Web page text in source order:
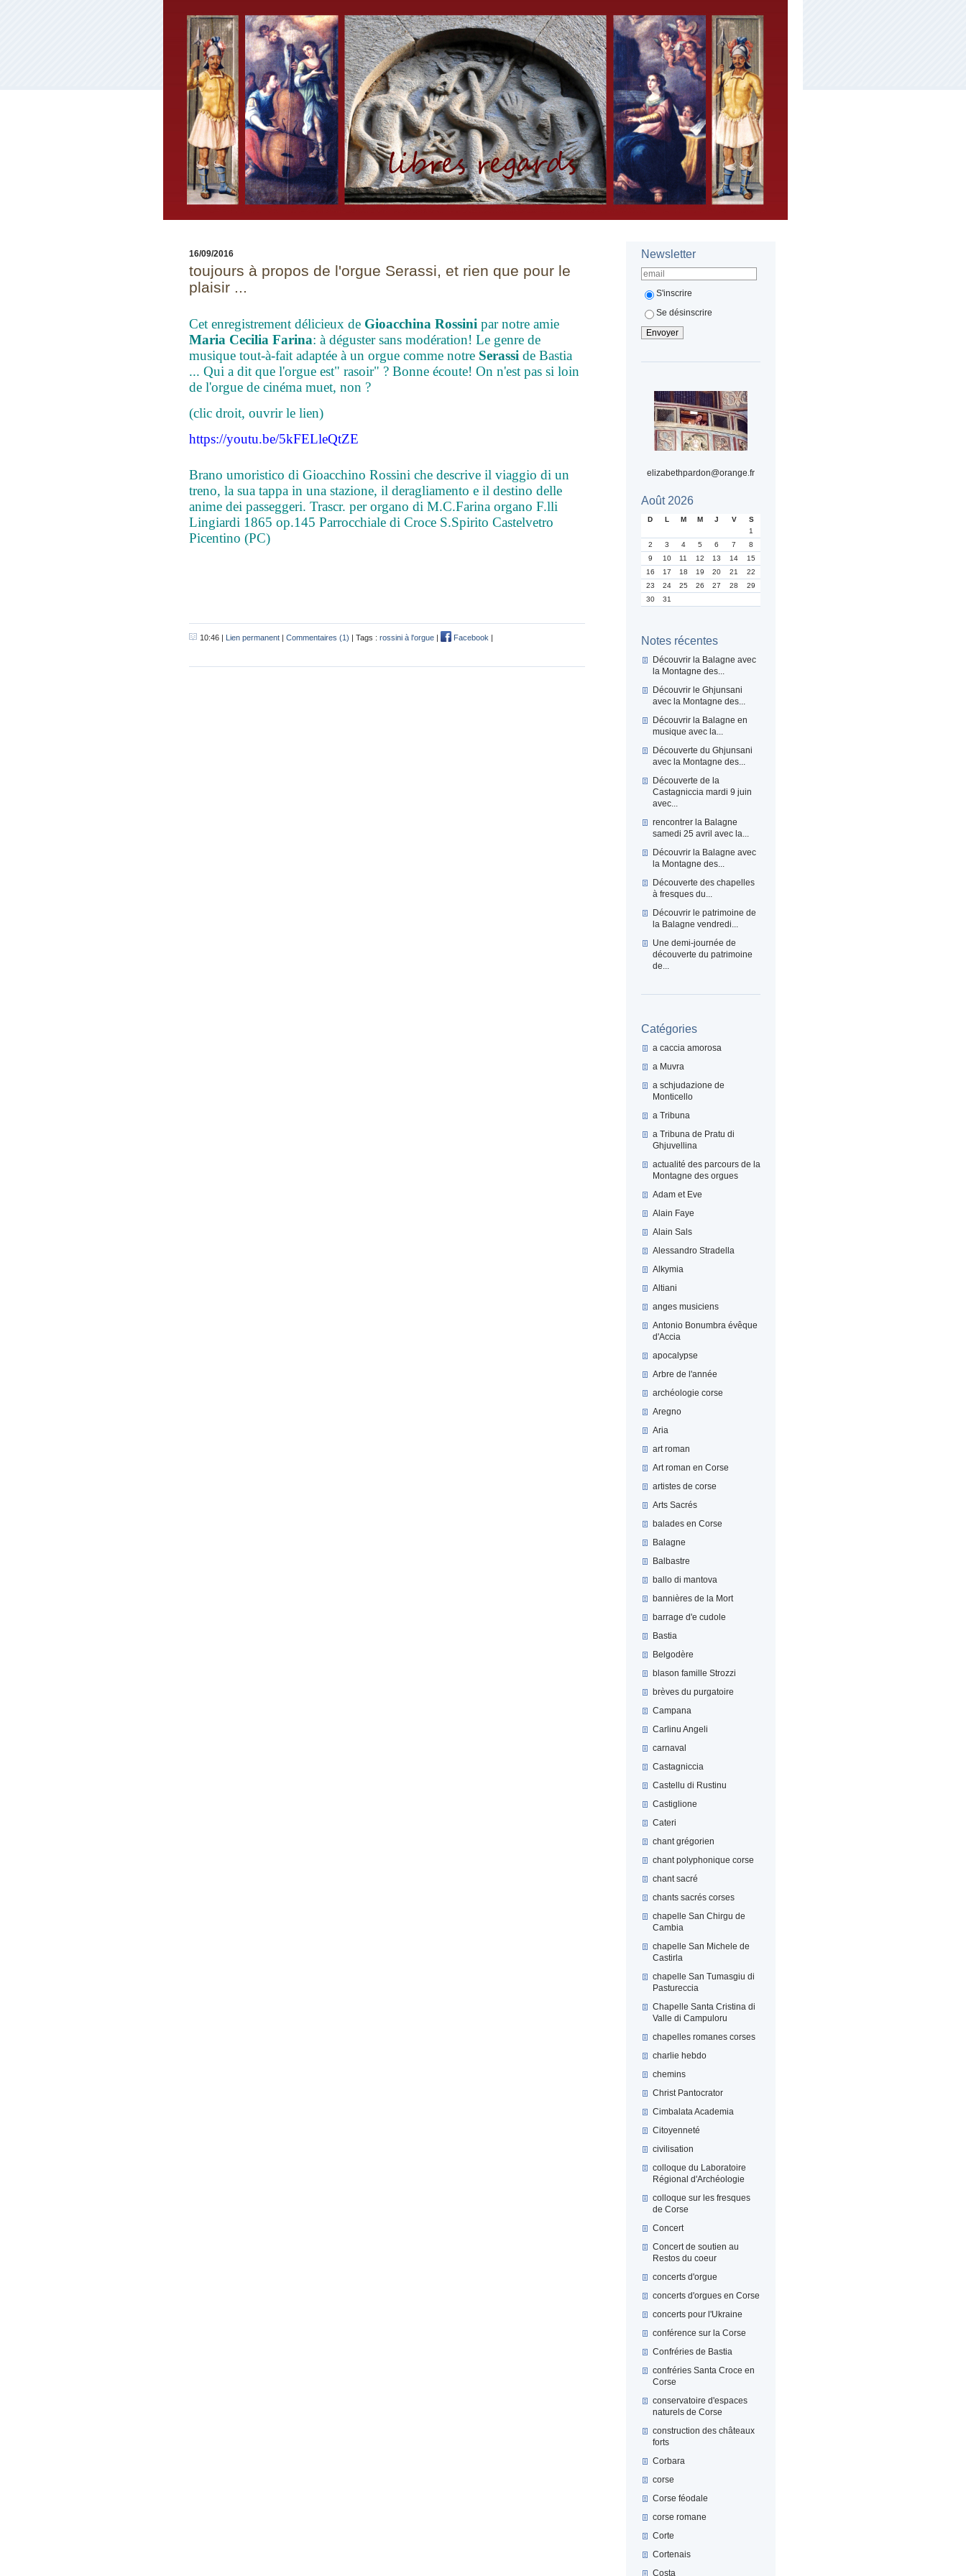
Newsletter
S'inscrire
Se désinscrire
elizabethpardon@orange.fr
Août 2026
D L M M J V
S
1
2
3 4 5 6 7
8
9
10 11 12 13 14
15
16
17 18 19 20 21
22
23
24 25 26 27 28
29
30
31
Notes récentes
Découvrir la Balagne avec
la Montagne des...
Découvrir le Ghjunsani
avec la Montagne des...
Découvrir la Balagne en
musique avec la...
Découverte du Ghjunsani
avec la Montagne des...
Découverte de la
Castagniccia mardi 9 juin
avec...
rencontrer la Balagne
samedi 25 avril avec la...
Découvrir la Balagne avec
la Montagne des...
Découverte des chapelles
à fresques du...
Découvrir le patrimoine de
la Balagne vendredi...
Une demi-journée de
découverte du patrimoine
de...
Catégories
a caccia amorosa
a Muvra
a schjudazione de
Monticello
a Tribuna
a Tribuna de Pratu di
Ghjuvellina
actualité des parcours de la
Montagne des orgues
Adam et Eve
Alain Faye
Alain Sals
Alessandro Stradella
Alkymia
Altiani
anges musiciens
Antonio Bonumbra évêque
d'Accia
apocalypse
Arbre de l'année
archéologie corse
Aregno
Aria
art roman
Art roman en Corse
artistes de corse
Arts Sacrés
balades en Corse
Balagne
Balbastre
ballo di mantova
bannières de la Mort
barrage d'e cudole
Bastia
Belgodère
blason famille Strozzi
brèves du purgatoire
Campana
Carlinu Angeli
carnaval
Castagniccia
Castellu di Rustinu
Castiglione
Cateri
chant grégorien
chant polyphonique corse
chant sacré
chants sacrés corses
chapelle San Chirgu de
Cambia
chapelle San Michele de
Castirla
chapelle San Tumasgiu di
Pastureccia
Chapelle Santa Cristina di
Valle di Campuloru
chapelles romanes corses
charlie hebdo
chemins
Christ Pantocrator
Cimbalata Academia
Citoyenneté
civilisation
colloque du Laboratoire
Régional d'Archéologie
colloque sur les fresques
de Corse
Concert
Concert de soutien au
Restos du coeur
concerts d'orgue
concerts d'orgues en Corse
concerts pour l'Ukraine
conférence sur la Corse
Confréries de Bastia
confréries Santa Croce en
Corse
conservatoire d'espaces
naturels de Corse
construction des châteaux
forts
Corbara
corse
Corse féodale
corse romane
Corte
Cortenais
Costa
16/09/2016
toujours à propos de l'orgue Serassi, et rien que pour le
plaisir ...
Cet enregistrement délicieux de Gioacchina Rossini par notre amie
Maria Cecilia Farina: à déguster sans modération! Le genre de
musique tout-à-fait adaptée à un orgue comme notre Serassi de Bastia
... Qui a dit que l'orgue est" rasoir" ? Bonne écoute! On n'est pas si loin
de l'orgue de cinéma muet, non ?
(clic droit, ouvrir le lien)
https://youtu.be/5kFELleQtZE
Brano umoristico di Gioacchino Rossini che descrive il viaggio di un
treno, la sua tappa in una stazione, il deragliamento e il destino delle
anime dei passeggeri. Trascr. per organo di M.C.Farina organo F.lli
Lingiardi 1865 op.145 Parrocchiale di Croce S.Spirito Castelvetro
Picentino (PC)
10:46 | Lien permanent | Commentaires (1) | Tags : rossini à l'orgue | Facebook |